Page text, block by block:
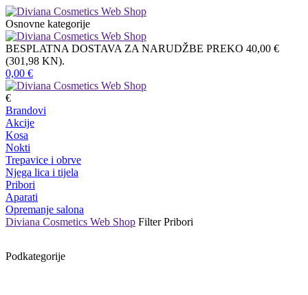
Osnovne kategorije
BESPLATNA DOSTAVA ZA NARUDŽBE PREKO 40,00 €
(301,98 KN).
0,00 €
€
Brandovi
Akcije
Kosa
Nokti
Trepavice i obrve
Njega lica i tijela
Pribori
Aparati
Opremanje salona
Diviana Cosmetics Web Shop Filter Pribori
Podkategorije